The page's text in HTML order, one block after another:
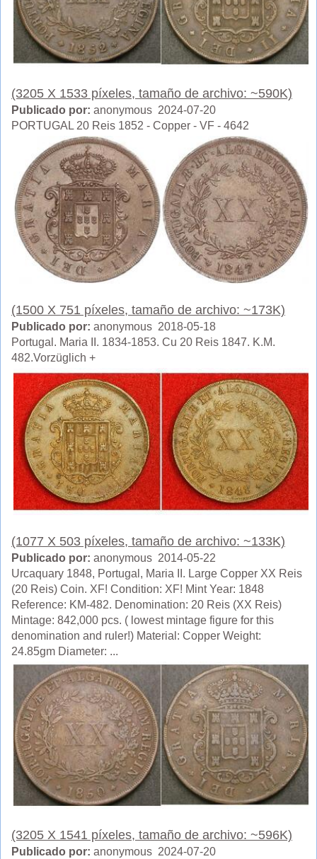
(3205 X 1533 píxeles, tamaño de archivo: ~590K)
Publicado por: anonymous 2024-07-20
PORTUGAL 20 Reis 1852 - Copper - VF - 4642
(1500 X 751 píxeles, tamaño de archivo: ~173K)
Publicado por: anonymous 2018-05-18
Portugal. Maria II. 1834-1853. Cu 20 Reis 1847. K.M.
482.Vorzüglich +
(1077 X 503 píxeles, tamaño de archivo: ~133K)
Publicado por: anonymous 2014-05-22
Urcaquary 1848, Portugal, Maria II. Large Copper XX Reis
(20 Reis) Coin. XF! Condition: XF! Mint Year: 1848
Reference: KM-482. Denomination: 20 Reis (XX Reis)
Mintage: 842,000 pcs. ( lowest mintage figure for this
denomination and ruler!) Material: Copper Weight:
24.85gm Diameter: ...
(3205 X 1541 píxeles, tamaño de archivo: ~596K)
Publicado por: anonymous 2024-07-20